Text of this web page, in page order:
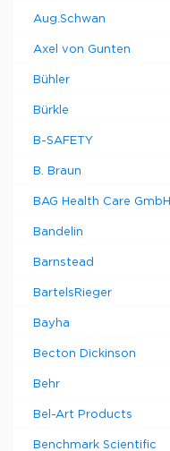
Aug.Schwan
Axel von Gunten
Bühler
Bürkle
B-SAFETY
B. Braun
BAG Health Care GmbH
Bandelin
Barnstead
BartelsRieger
Bayha
Becton Dickinson
Behr
Bel-Art Products
Benchmark Scientific